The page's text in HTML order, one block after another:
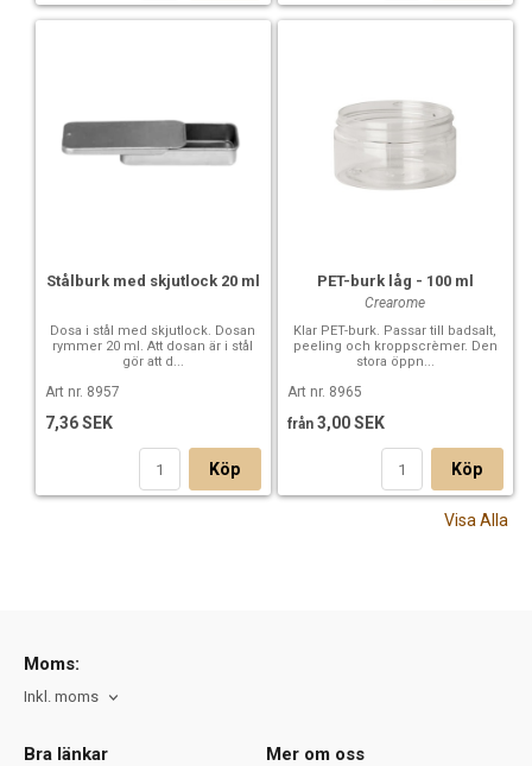
Stålburk med skjutlock 20 ml
Dosa i stål med skjutlock. Dosan
rymmer 20 ml. Att dosan är i stål
gör att d...
Art nr. 8957
7,36 SEK
Köp
PET-burk låg - 100 ml
Crearome
Klar PET-burk. Passar till badsalt,
peeling och kroppscrèmer. Den
stora öppn...
Art nr. 8965
från 3,00 SEK
Köp
Visa Alla
Moms:
Inkl. moms
Bra länkar Mer om oss